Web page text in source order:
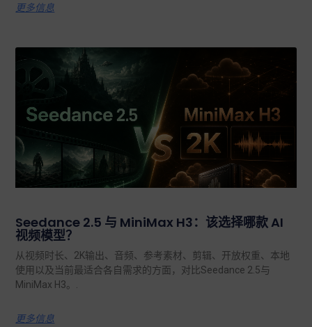
更多信息
Seedance 2.5 与 MiniMax H3：该选择哪款 AI
视频模型？
从视频时长、2K输出、音频、参考素材、剪辑、开放权重、本地
使用以及当前最适合各自需求的方面，对比Seedance 2.5与
MiniMax H3。.
更多信息